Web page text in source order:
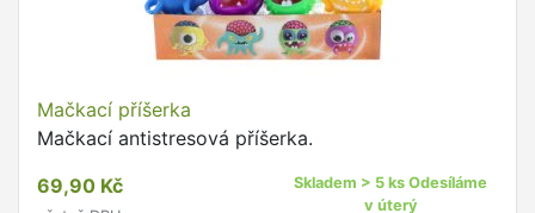
Mačkací příšerka
Mačkací antistresová příšerka.
69,90 Kč
Skladem > 5 ks Odesíláme
v úterý